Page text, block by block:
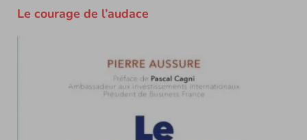
Le courage de l’audace